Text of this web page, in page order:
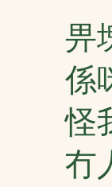
畀
係
怪
冇